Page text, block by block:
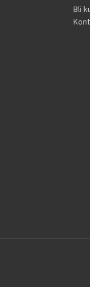
Bli